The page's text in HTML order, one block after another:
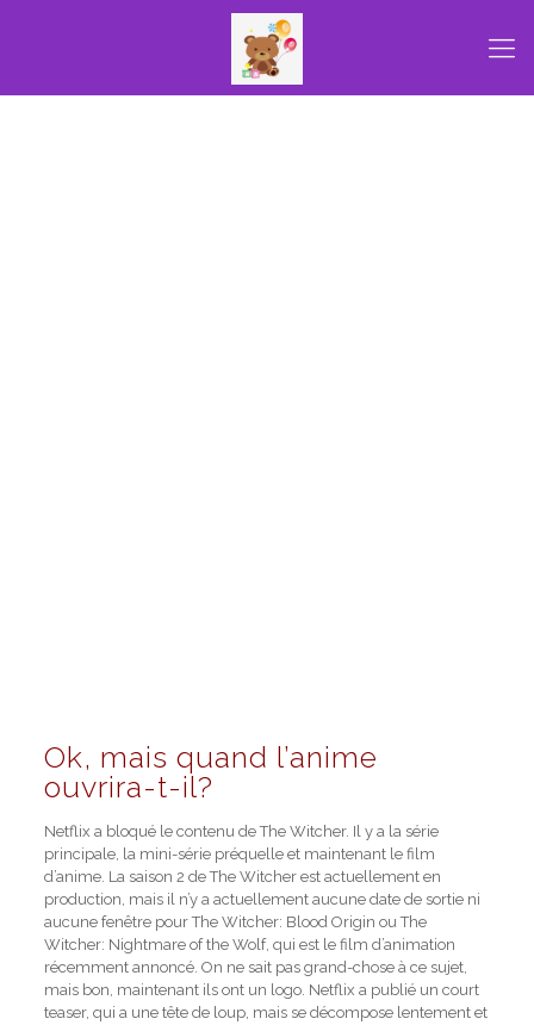
Ok, mais quand l’anime
ouvrira-t-il?
Netflix a bloqué le contenu de The Witcher. Il y a la série
principale, la mini-série préquelle et maintenant le film
d’anime. La saison 2 de The Witcher est actuellement en
production, mais il n’y a actuellement aucune date de sortie ni
aucune fenêtre pour The Witcher: Blood Origin ou The
Witcher: Nightmare of the Wolf, qui est le film d’animation
récemment annoncé. On ne sait pas grand-chose à ce sujet,
mais bon, maintenant ils ont un logo. Netflix a publié un court
teaser, qui a une tête de loup, mais se décompose lentement et